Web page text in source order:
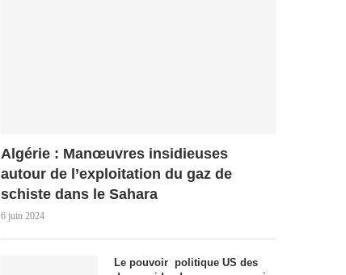
Algérie : Manœuvres insidieuses
autour de l’exploitation du gaz de
schiste dans le Sahara
6 juin 2024
Le pouvoir politique US des